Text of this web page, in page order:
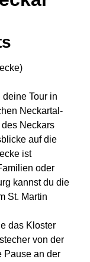
deine Tour in
Neckartal-
Neckars
auf die
ist
oder
kannst du die
St. Martin
das Kloster
von der
Pause an der